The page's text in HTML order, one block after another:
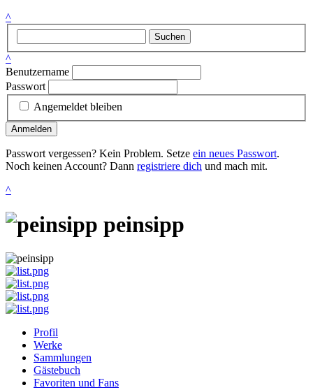
^
Suchen
^
Benutzername
Passwort
Angemeldet bleiben
Anmelden
Passwort vergessen? Kein Problem. Setze ein neues Passwort.
Noch keinen Account? Dann registriere dich und mach mit.
^
peinsipp
Profil
Werke
Sammlungen
Gästebuch
Favoriten und Fans